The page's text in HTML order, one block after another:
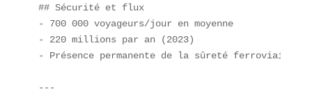
## Sécurité et flux
- 700 000 voyageurs/jour en moyenne
- 220 millions par an (2023)
- Présence permanente de la sûreté ferroviaire
---